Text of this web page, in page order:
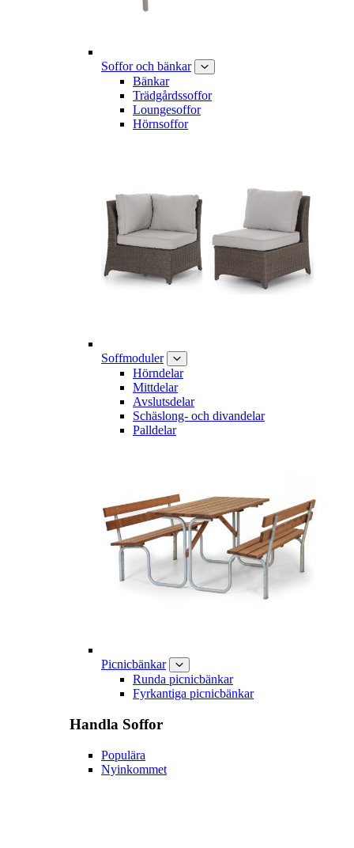
Soffor och bänkar
Bänkar
Trädgårdssoffor
Loungesoffor
Hörnsoffor
Soffmoduler
Hörndelar
Mittdelar
Avslutsdelar
Schäslong- och divandelar
Palldelar
Picnicbänkar
Runda picnicbänkar
Fyrkantiga picnicbänkar
Handla Soffor
Populära
Nyinkommet